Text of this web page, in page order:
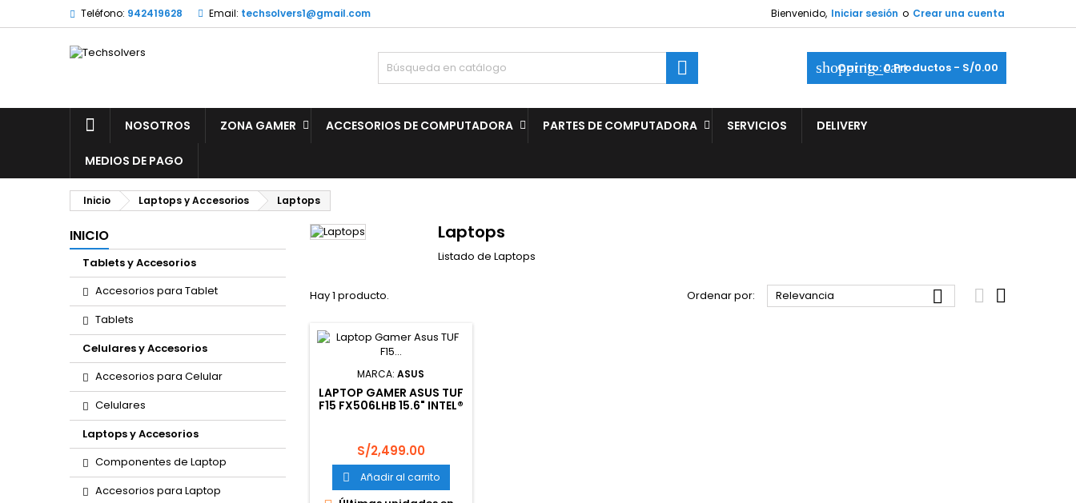
Teléfono: 942419628 Email: techsolvers1@gmail.com Bienvenido, Iniciar sesión o Crear una cuenta
shopping_cart
Carrito:0Productos - S/0.00

NOSOTROS ZONA GAMER ACCESORIOS DE COMPUTADORA PARTES DE COMPUTADORA SERVICIOS DELIVERY
MEDIOS DE PAGO
Inicio Laptops y Accesorios Laptops
INICIO
Tablets y Accesorios
Accesorios para Tablet
Tablets
Celulares y Accesorios
Accesorios para Celular
Celulares
Laptops y Accesorios
Componentes de Laptop
Accesorios para Laptop
Laptops
Listado de Laptops
Hay 1 producto. Ordenar por: Relevancia   
MARCA:ASUS
LAPTOP GAMER ASUS TUF
F15 FX506LHB 15.6" INTEL®
SSD BONFIRE BLACK
Precio
S/2,499.00
 Añadir al carrito